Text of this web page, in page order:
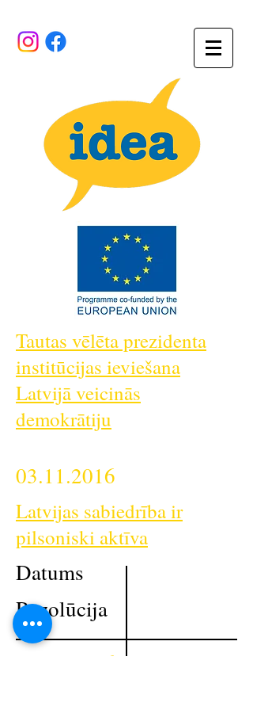
Tautas vēlēta prezidenta
institūcijas ieviešana
Latvijā veicinās
demokrātiju
03.11.2016
Latvijas sabiedrība ir
pilsoniski aktīva
Datums
Rezolūcija
07.04.2016